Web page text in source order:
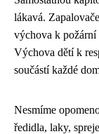
lákavá.
výchova k požární
Výchova dětí k
součástí každé
Nesmíme
ředidla, laky,